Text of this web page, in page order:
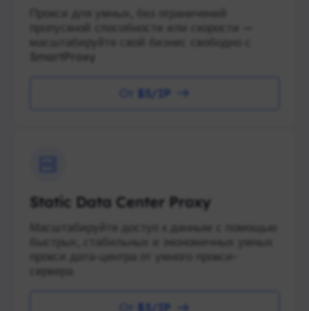
Прокси для умных, без ограничений
масштабируйте свой бизнес свободно с
SmartProxy
От $5/IP
Static Data Center Proxy
Масштабируйте доступ к данным с помощью
быстрых, стабильных и экономичных умных
прокси дата-центра от умного прокси-
сервера
От $3/IP